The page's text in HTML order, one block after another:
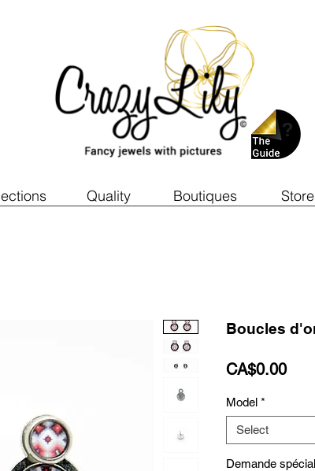
Quality Boutiques
Boucles
CA$0.00Price
Model *
Select
Demande